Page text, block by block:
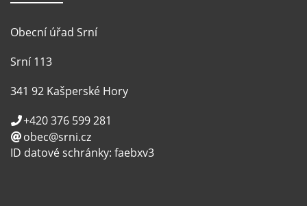
Obecní úřad Srní
Srní 113
341 92 Kašperské Hory
+420 376 599 281
obec@srni.cz
ID datové schránky: faebxv3